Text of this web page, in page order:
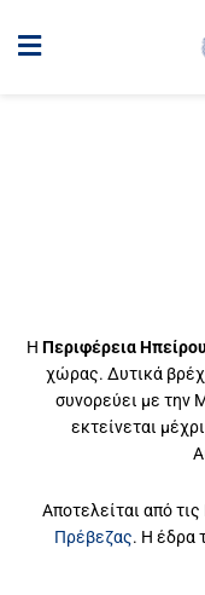
Η Περιφέρεια Ηπείρου
χώρας. Δυτικά
συνορεύει με την
εκτείνεται
Αποτελείται από
Πρέβεζας. Η έδρα